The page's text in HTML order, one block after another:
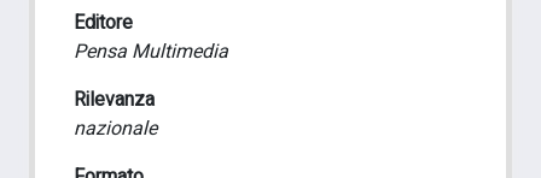
Editore
Pensa Multimedia
Rilevanza
nazionale